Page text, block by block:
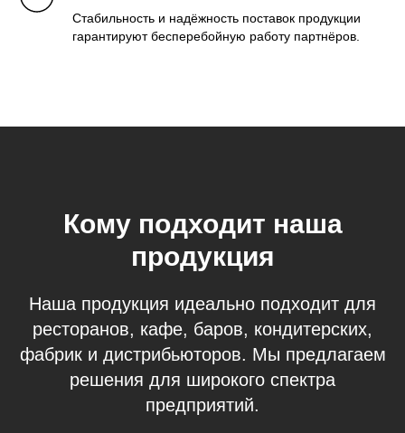
Стабильность и надёжность поставок продукции
гарантируют бесперебойную работу партнёров.
Кому подходит наша
продукция
Наша продукция идеально подходит для
ресторанов, кафе, баров, кондитерских,
фабрик и дистрибьюторов. Мы предлагаем
решения для широкого спектра
предприятий.